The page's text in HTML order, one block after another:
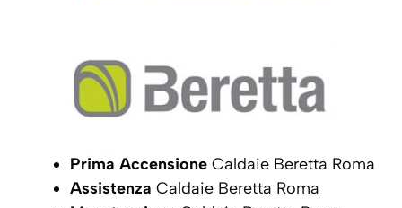
Prima Accensione Caldaie Beretta Roma
Assistenza Caldaie Beretta Roma